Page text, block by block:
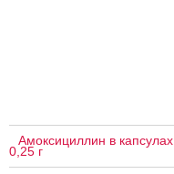
Амоксициллин в капсулах
0,25 г